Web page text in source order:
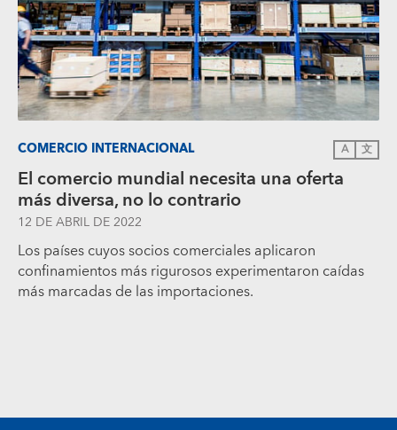
COMERCIO INTERNACIONAL A 文
El comercio mundial necesita una oferta
más diversa, no lo contrario
12 DE ABRIL DE 2022
Los países cuyos socios comerciales aplicaron
confinamientos más rigurosos experimentaron caídas
más marcadas de las importaciones.